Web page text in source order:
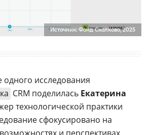
Источник: Фонд Сколково, 2025
одного исследования
CRM поделилась Екатерина
технологической практики
сфокусировано на